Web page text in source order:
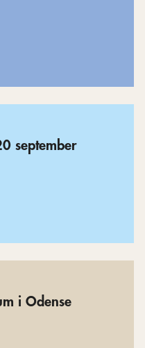
september
i Odense